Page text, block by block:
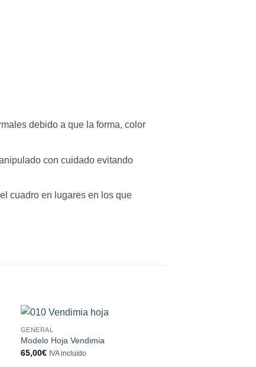
debido a que la forma, color
con cuidado evitando
cuadro en lugares en los que
GENERAL
Modelo Hoja Vendimia
65,00€ IVA incluido